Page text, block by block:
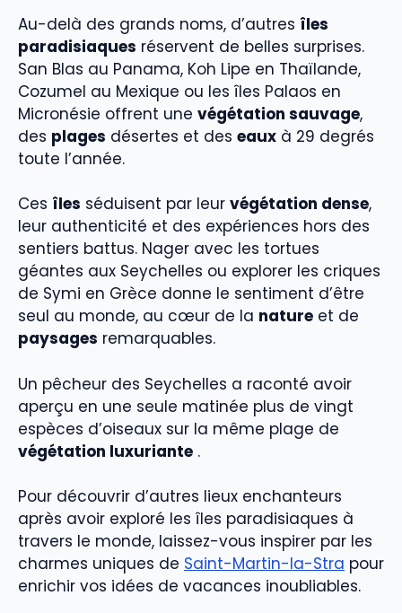
Au-delà des grands noms, d’autres îles
paradisiaques réservent de belles surprises.
San Blas au Panama, Koh Lipe en Thaïlande,
Cozumel au Mexique ou les îles Palaos en
Micronésie offrent une végétation sauvage,
des plages désertes et des eaux à 29 degrés
toute l’année.
Ces îles séduisent par leur végétation dense,
leur authenticité et des expériences hors des
sentiers battus. Nager avec les tortues
géantes aux Seychelles ou explorer les criques
de Symi en Grèce donne le sentiment d’être
seul au monde, au cœur de la nature et de
paysages remarquables.
Un pêcheur des Seychelles a raconté avoir
aperçu en une seule matinée plus de vingt
espèces d’oiseaux sur la même plage de
végétation luxuriante .
Pour découvrir d’autres lieux enchanteurs
après avoir exploré les îles paradisiaques à
travers le monde, laissez-vous inspirer par les
charmes uniques de Saint-Martin-la-Stra pour
enrichir vos idées de vacances inoubliables.